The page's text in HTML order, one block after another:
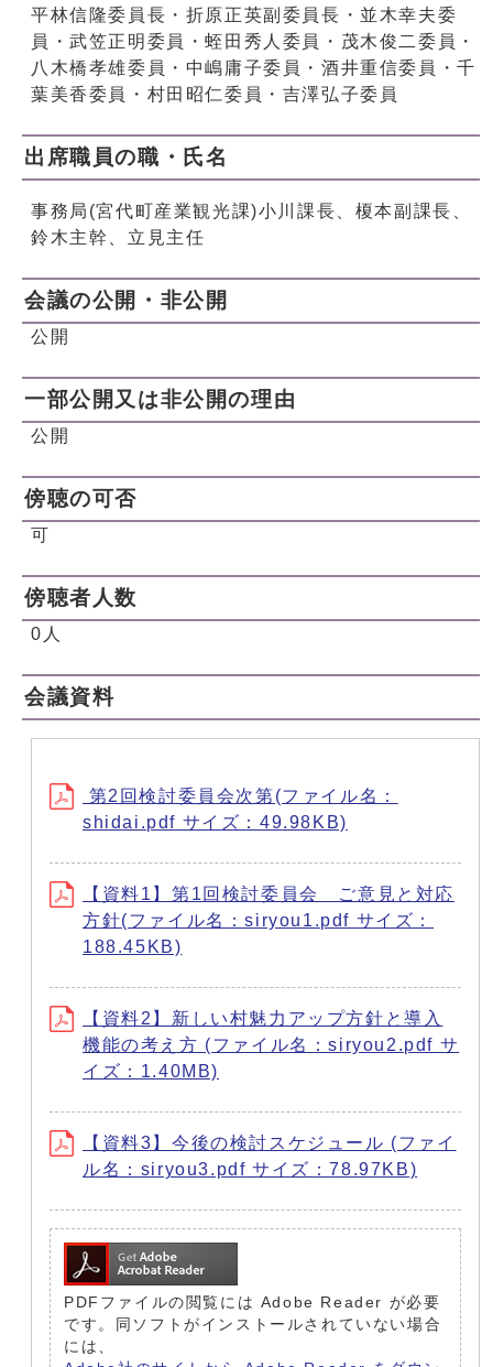
平林信隆委員長・折原正英副委員長・並木幸夫委
員・武笠正明委員・蛭田秀人委員・茂木俊二委員・
八木橋孝雄委員・中嶋庸子委員・酒井重信委員・千
葉美香委員・村田昭仁委員・吉澤弘子委員
出席職員の職・氏名
事務局(宮代町産業観光課)小川課長、榎本副課長、
鈴木主幹、立見主任
会議の公開・非公開
公開
一部公開又は非公開の理由
公開
傍聴の可否
可
傍聴者人数
0人
会議資料
第2回検討委員会次第(ファイル名：
shidai.pdf サイズ：49.98KB)
【資料1】第1回検討委員会 ご意見と対応
方針(ファイル名：siryou1.pdf サイズ：
188.45KB)
【資料2】新しい村魅力アップ方針と導入
機能の考え方 (ファイル名：siryou2.pdf サ
イズ：1.40MB)
【資料3】今後の検討スケジュール (ファイ
ル名：siryou3.pdf サイズ：78.97KB)
PDFファイルの閲覧には Adobe Reader が必要
です。同ソフトがインストールされていない場合
には、